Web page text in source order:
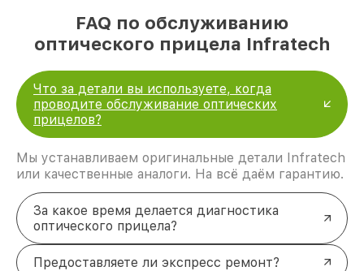
FAQ по обслуживанию
оптического прицела Infratech
Что за детали вы используете, когда
проводите обслуживание оптических
прицелов?
Мы устанавливаем оригинальные детали Infratech
или качественные аналоги. На всё даём гарантию.
За какое время делается диагностика
оптического прицела?
Предоставляете ли экспресс ремонт?